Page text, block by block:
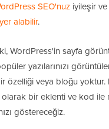
SEO'nuz iyileşir ve
alabilir.
WordPress'in sayfa
yazılarınızı
özelliği veya bloğu yoktur.
bir eklenti ve kod ile
göstereceğiz.